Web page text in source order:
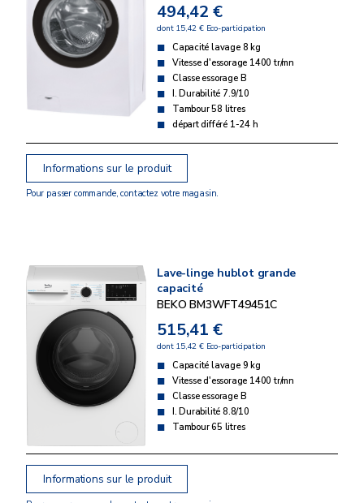
494,42 €
dont 15,42 € Eco-participation
Capacité lavage 8 kg
Vitesse d'essorage 1400 tr/mn
Classe essorage B
I. Durabilité 7.9/10
Tambour 58 litres
départ différé 1-24 h
Informations sur le produit
Pour passer commande, contactez votre magasin.
Lave-linge hublot grande
capacité
BEKO BM3WFT49451C
515,41 €
dont 15,42 € Eco-participation
Capacité lavage 9 kg
Vitesse d'essorage 1400 tr/mn
Classe essorage B
I. Durabilité 8.8/10
Tambour 65 litres
Informations sur le produit